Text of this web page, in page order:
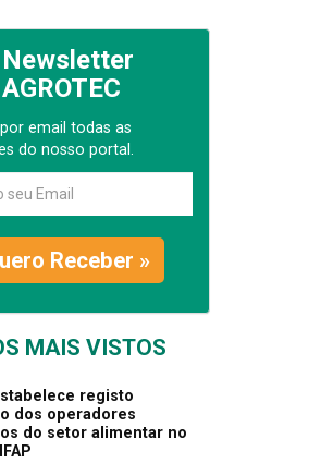
Newsletter
AGROTEC
email todas as
do nosso portal.
Receber »
MAIS VISTOS
registo
dos operadores
do setor alimentar no